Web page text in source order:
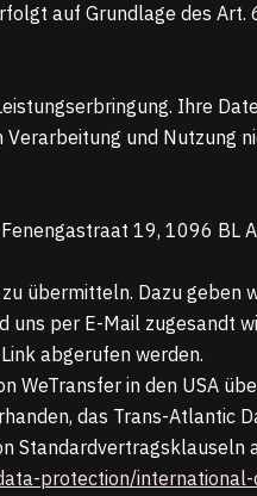
auf Grundlage des
Ihre
und Nutzung
19, 1096
übermitteln. Dazu
per E-Mail zugesandt
abgerufen werden.
WeTransfer in den USA
das Trans-Atlantic
protection/